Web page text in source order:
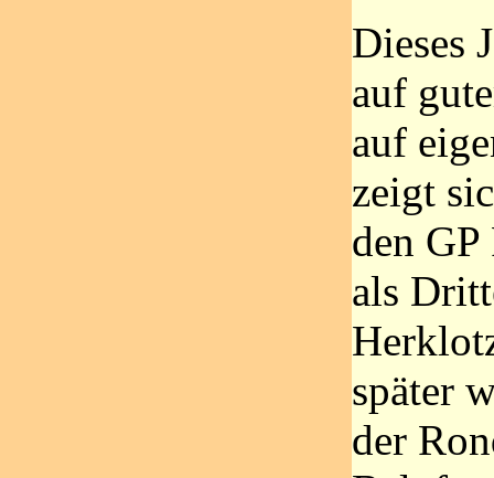
Dieses
auf
auf
zeigt
den
als
später
der